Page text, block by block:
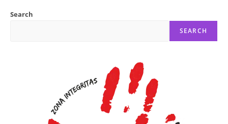
Search
SEARCH